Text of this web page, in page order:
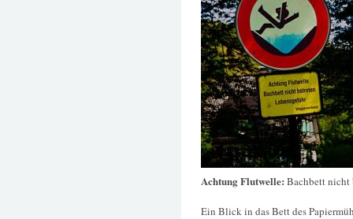
Achtung Flutwelle: Bachbett nicht
Ein Blick in das Bett des